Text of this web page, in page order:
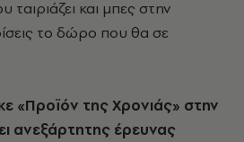
ταιριάζει και μπες στην
το δώρο που θα σε
«Προϊόν της Χρονιάς» στην
ανεξάρτητης έρευνας